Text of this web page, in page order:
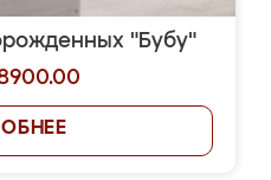
"Бубу"